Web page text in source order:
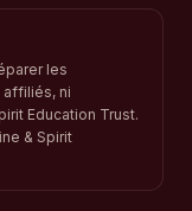
les
affiliés, ni
Education Trust.
& Spirit